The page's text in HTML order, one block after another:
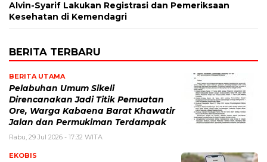
Alvin-Syarif Lakukan Registrasi dan Pemeriksaan
Kesehatan di Kemendagri
BERITA TERBARU
BERITA UTAMA
Pelabuhan Umum Sikeli
Direncanakan Jadi Titik Pemuatan
Ore, Warga Kabaena Barat Khawatir
Jalan dan Permukiman Terdampak
Rabu, 29 Jul 2026 - 17:32 WITA
EKOBIS